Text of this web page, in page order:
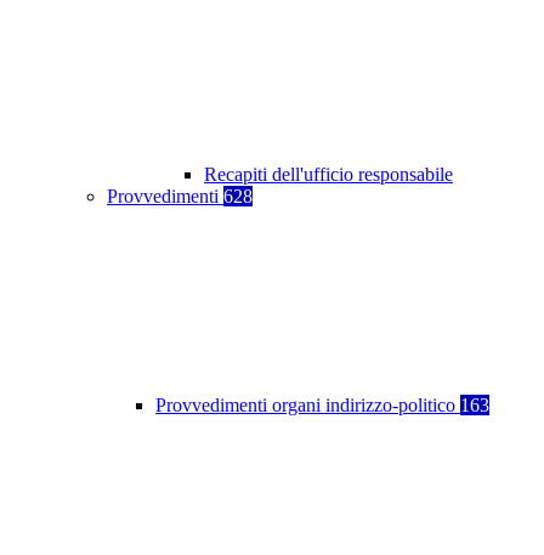
Recapiti dell'ufficio responsabile
Provvedimenti 628
Provvedimenti organi indirizzo-politico 163